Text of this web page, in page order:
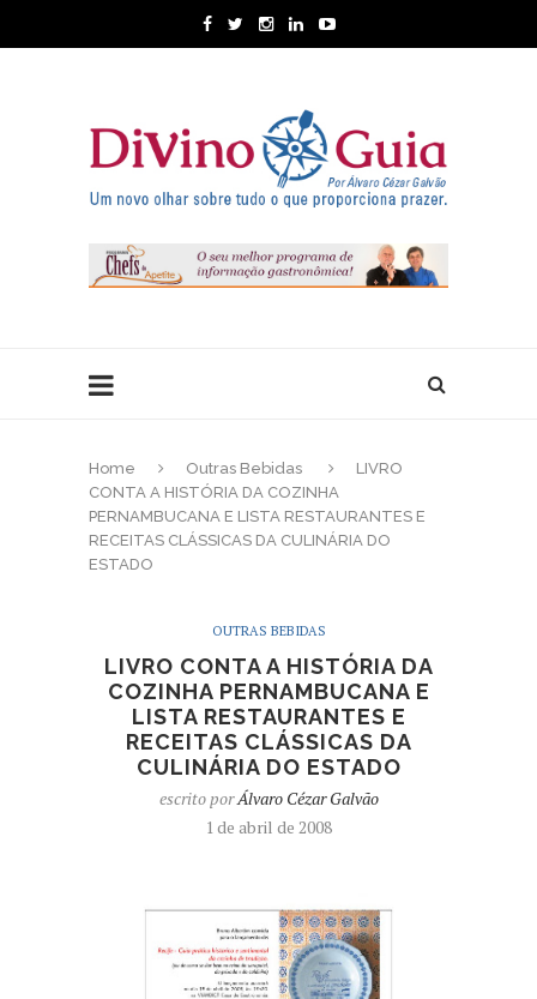
Home Outras Bebidas
LIVRO
CONTA A HISTÓRIA DA COZINHA
PERNAMBUCANA E LISTA RESTAURANTES E
RECEITAS CLÁSSICAS DA CULINÁRIA DO
ESTADO
OUTRAS BEBIDAS
LIVRO CONTA A HISTÓRIA DA
COZINHA PERNAMBUCANA E
LISTA RESTAURANTES E
RECEITAS CLÁSSICAS DA
CULINÁRIA DO ESTADO
escrito porÁlvaro Cézar Galvão
1 de abril de 2008